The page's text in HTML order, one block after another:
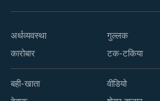
अर्थव्यवस्था
कारोबार
गुल्लक
टक-टकिया
बही-खाता
वीडियो